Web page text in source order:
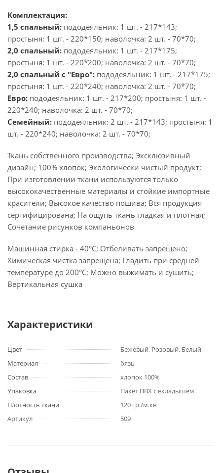
Комплектация:
1,5 спальный: пододеяльник: 1 шт. - 217*143;
простыня: 1 шт. - 220*150; наволочка: 2 шт. - 70*70;
2,0 спальный: пододеяльник: 1 шт. - 217*175;
простыня: 1 шт. - 220*200; наволочка: 2 шт. - 70*70;
2,0 спальный с "Евро": пододеяльник: 1 шт. - 217*175;
простыня: 1 шт. - 220*240; наволочка: 2 шт. - 70*70;
Евро: пододеяльник: 1 шт. - 217*200; простыня: 1 шт. -
220*240; наволочка: 2 шт. - 70*70;
Семейный: пододеяльник: 2 шт. - 217*143; простыня: 1
шт. - 220*240; наволочка: 2 шт. - 70*70;
Ткань собственного производства; Эксклюзивный
дизайн; 100% хлопок; Экологически чистый продукт;
При изготовлении ткани используются только
высококачественные материалы и стойкие импортные
красители; Высокое качество пошива; Вся продукция
сертифицирована; На ощупь ткань гладкая и плотная;
Сочетание рисунков компаньонов
Машинная стирка - 40°C; Отбеливать запрещено;
Химическая чистка запрещена; Гладить при средней
температуре до 200°С; Можно выжимать и сушить;
Вертикальная сушка
Характеристики
Цвет
Бежевый, Розовый, Белый
Материал
бязь
Состав
хлопок 100%
Упаковка
Пакет ПВХ с вкладышем
Плотность ткани
120 гр./м.кв
Артикул
509